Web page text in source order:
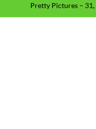
Pretty Pictures – 31,